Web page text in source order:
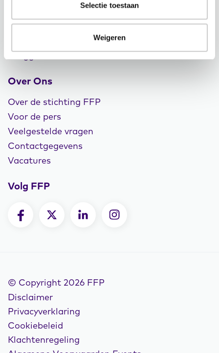
Selectie toestaan
Weigeren
Word CFP® professional
CFP® keurmerk en register
Inloggen
Over Ons
Over de stichting FFP
Voor de pers
Veelgestelde vragen
Contactgegevens
Vacatures
Volg FFP
© Copyright 2026 FFP
Disclaimer
Privacyverklaring
Cookiebeleid
Klachtenregeling